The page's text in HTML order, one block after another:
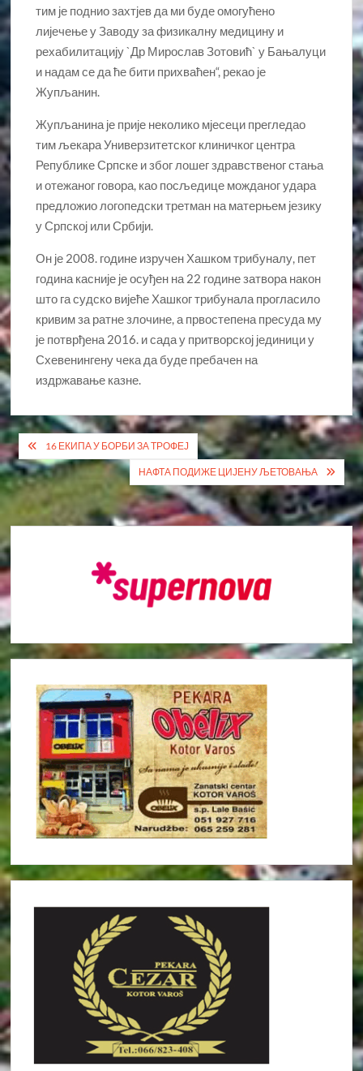
тим је поднио захтјев да ми буде омогућено
лијечење у Заводу за физикалну медицину и
рехабилитацију `Др Мирослав Зотовић` у Бањалуци
и надам се да ће бити прихваћен“, рекао је
Жупљанин.
Жупљанина је прије неколико мјесеци прегледао
тим љекара Универзитетског клиничког центра
Републике Српске и због лошег здравственог стања
и отежаног говора, као посљедице можданог удара
предложио логопедски третман на матерњем језику
у Српској или Србији.
Он је 2008. године изручен Хашком трибуналу, пет
година касније је осуђен на 22 године затвора након
што га судско вијеће Хашког трибунала прогласило
кривим за ратне злочине, а првостепена пресуда му
је потврђена 2016. и сада у притворској јединици у
Схевенингену чека да буде пребачен на
издржавање казне.
Кретање
чланка
16 ЕКИПА У БОРБИ ЗА ТРОФЕЈ
НАФТА ПОДИЖЕ ЦИЈЕНУ ЉЕТОВАЊА